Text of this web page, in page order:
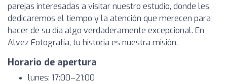
parejas interesadas a visitar nuestro estudio, donde les
dedicaremos el tiempo y la atención que merecen para
hacer de su día algo verdaderamente excepcional. En
Alvez Fotografía, tu historia es nuestra misión.
Horario de apertura
lunes: 17:00–21:00